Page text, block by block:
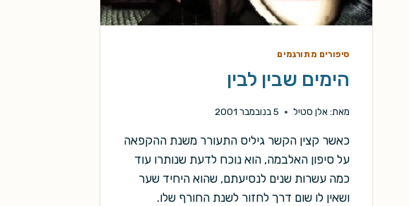
סיפורים מתורגמים
הימים שבין לבין
מאת: אלן סטיל 5 בנובמבר 2001
כאשר קצין הקשר גיליס התעורר משנת ההקפאה
על סיפון האלבמה, הוא נוכח לדעת שנותרו עוד
כמה עשרות שנים לנסיעתם, שהוא היחיד שער
ושאין לו שום דרך לחזור לשנת החורף שלו.